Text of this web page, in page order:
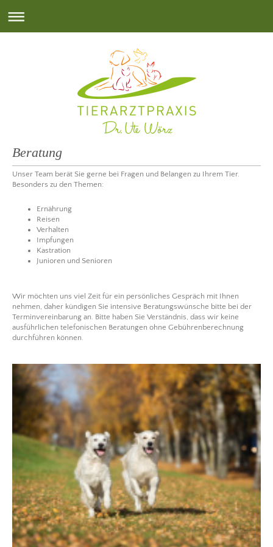
Beratung
Unser Team berät Sie gerne bei Fragen und Belangen zu Ihrem Tier.
Besonders zu den Themen:
Ernährung
Reisen
Verhalten
Impfungen
Kastration
Junioren und Senioren
Wir möchten uns viel Zeit für ein persönliches Gespräch mit Ihnen
nehmen, daher kündigen Sie intensive Beratungswünsche bitte bei der
Terminvereinbarung an. Bitte haben Sie Verständnis, dass wir keine
ausführlichen telefonischen Beratungen ohne Gebührenberechnung
durchführen können.